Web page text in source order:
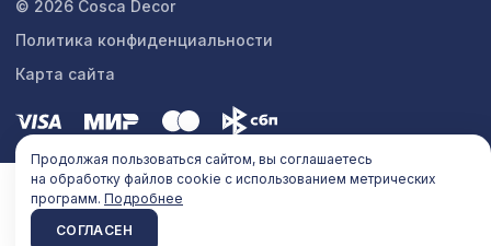
© 2026 Cosca Decor
Политика конфиденциальности
Карта сайта
Продолжая пользоваться сайтом, вы соглашаетесь
на обработку файлов cookie с использованием метрических
программ. Подробнее
СОГЛАСЕН